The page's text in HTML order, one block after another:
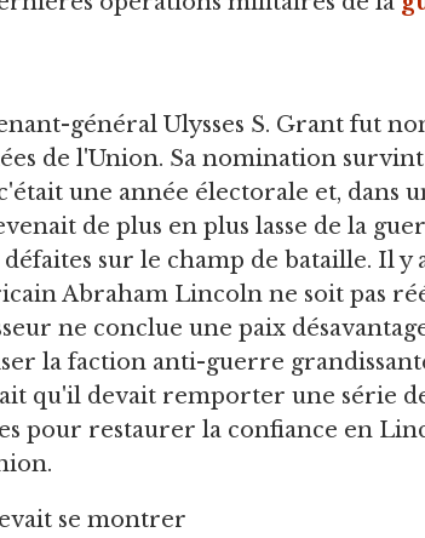
général Ulysses S. Grant fut
de l'Union. Sa nomination
une année électorale et, dans
de plus en plus lasse de la
sur le champ de bataille. Il y
Abraham Lincoln ne soit pas
ne conclue une paix
la faction anti-guerre
qu'il devait remporter une série
pour restaurer la confiance en
se montrer